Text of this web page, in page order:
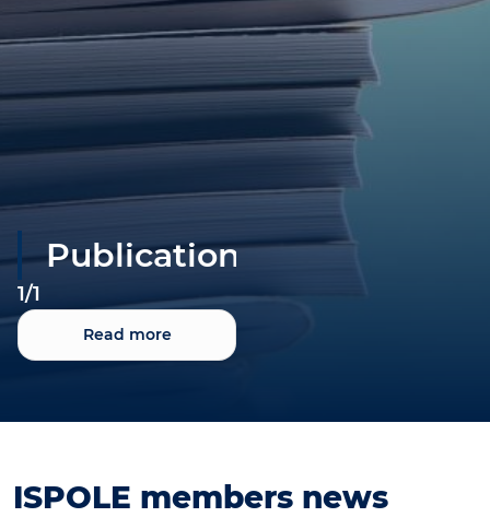
Publications
1/1
Read more
ISPOLE members news